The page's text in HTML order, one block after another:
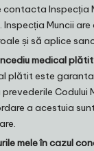
Inspecția
Muncii are
și să aplice
medical
plătit este
Codului
a acestuia
mele în cazul